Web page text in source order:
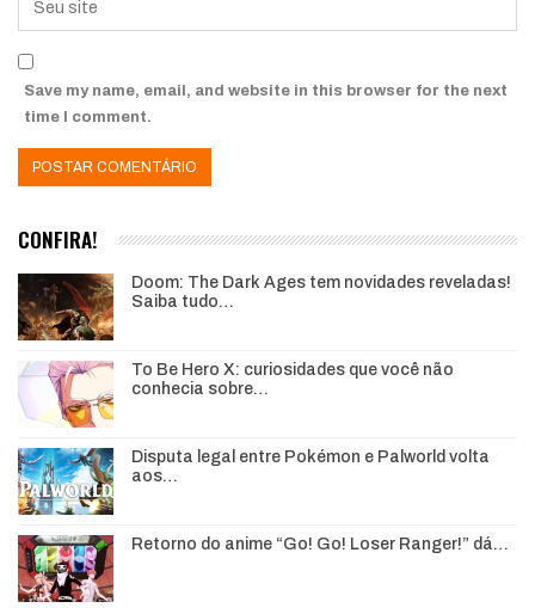
Save my name, email, and website in this browser for the next
time I comment.
CONFIRA!
Doom: The Dark Ages tem novidades reveladas!
Saiba tudo…
To Be Hero X: curiosidades que você não
conhecia sobre…
Disputa legal entre Pokémon e Palworld volta
aos…
Retorno do anime “Go! Go! Loser Ranger!” dá…